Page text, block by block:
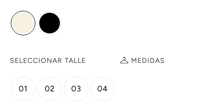
SELECCIONAR TALLE MEDIDAS
01 02 03 04